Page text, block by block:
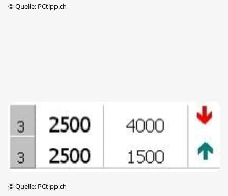
©Quelle: PCtipp.ch
©Quelle: PCtipp.ch